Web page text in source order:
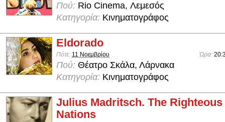
Πού: Rio Cinema, Λεμεσός
Κατηγορία: Κινηματογράφος
Eldorado
Πότε: 11 Νοεμβρίου Ώρα:
Πού: Θέατρο Σκάλα, Λάρνακα
Κατηγορία: Κινηματογράφος
Julius Madritsch. The
Nations